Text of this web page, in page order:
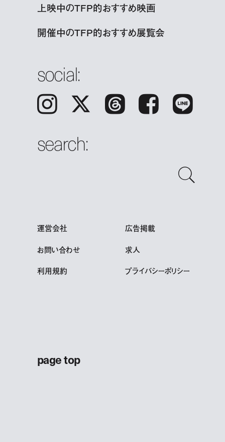
上映中のTFP的おすすめ映画
開催中のTFP的おすすめ展覧会
social:
Instagram 𝕏 Threads Facebook LINE
search:
運営会社
広告掲載
お問い合わせ
求人
利用規約 プライバシーポリシー
page top